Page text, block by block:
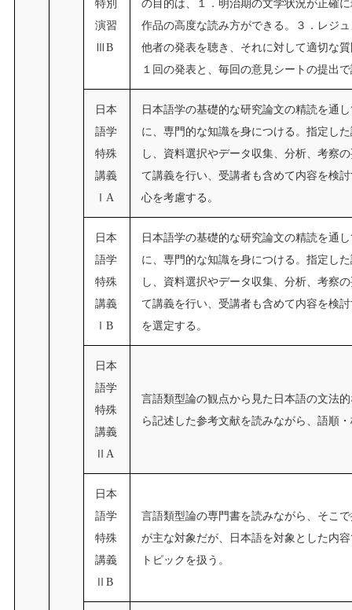
特別
演習
ⅢB
の目的は、１．明治期の文学状況が正確
作品の高度な読み方ができる。３．レジ
他者の発表を聴き、それに対して適切な
１回の発表と、毎回の意見シートの提出
日本
語学
特殊
講義
ⅠA
日本語学の基礎的な研究論文の精読を通
に、専門的な知識を身につける。指定し
し、資料選択やデータ収集、分析、考察
て講義を行い、受講者も含めて内容を検
心を考慮する。
日本
語学
特殊
講義
ⅠB
日本語学の基礎的な研究論文の精読を通
に、専門的な知識を身につける。指定し
し、資料選択やデータ収集、分析、考察
て講義を行い、受講者も含めて内容を検
を選定する。
日本
語学
特殊
講義
ⅡA
言語類型論の観点から見た日本語の文法
ら記述した参考文献を読みながら、語順
日本
語学
特殊
講義
ⅡB
言語類型論の専門書を読みながら、そこ
が主な対象だが、日本語を対象とした内
トピックを扱う。